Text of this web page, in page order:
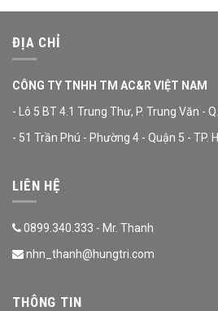
ĐỊA CHỈ
CÔNG TY TNHH TM AC&R VIỆT NAM
- Lô 5 BT 4.1 Trung Thư, P. Trung Văn -
- 51 Trần Phú - Phường 4 - Quận 5 - TP.
LIÊN HỆ
0899.340.333 - Mr. Thanh
nhn_thanh@hungtri.com
THÔNG TIN